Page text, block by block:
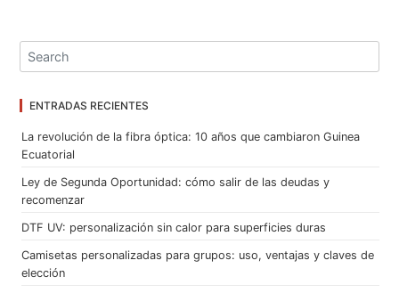
ENTRADAS RECIENTES
La revolución de la fibra óptica: 10 años que cambiaron Guinea
Ecuatorial
Ley de Segunda Oportunidad: cómo salir de las deudas y
recomenzar
DTF UV: personalización sin calor para superficies duras
Camisetas personalizadas para grupos: uso, ventajas y claves de
elección